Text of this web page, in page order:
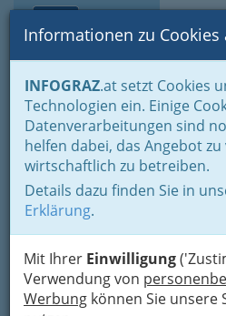
Informationen zu Cookies
INFOGRAZ.at setzt Cookies
Technologien ein. Einige
Datenverarbeitungen sind
helfen dabei, das Angebot
wirtschaftlich zu betreiben.
Details dazu finden Sie in
Erklärung.
Mit Ihrer Einwilligung
Verwendung von
Werbung können Sie unsere
Home Lebens-Guide
Nachwuchs,
Rund ums Lernen - Lerntypen,
Lernberater Graz -
Carla Homann
Grabenstraße 11, 8010 Graz
+43 699 1157 8790
Karte